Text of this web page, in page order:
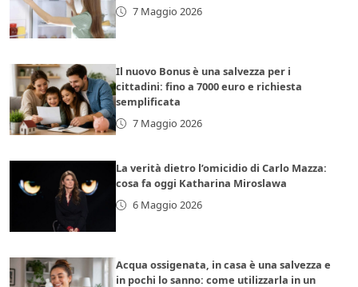
7 Maggio 2026
Il nuovo Bonus è una salvezza per i
cittadini: fino a 7000 euro e richiesta
semplificata
7 Maggio 2026
La verità dietro l’omicidio di Carlo Mazza:
cosa fa oggi Katharina Miroslawa
6 Maggio 2026
Acqua ossigenata, in casa è una salvezza e
in pochi lo sanno: come utilizzarla in un